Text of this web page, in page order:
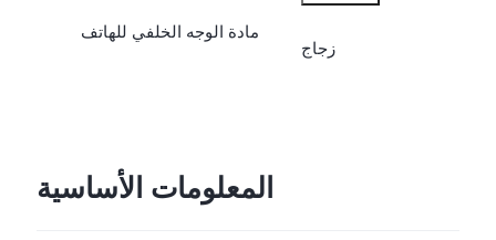
واط. يتم تعديل قدرة الشحن مادة الوجه الخلفي للهاتف
زجاج
المعلومات الأساسية